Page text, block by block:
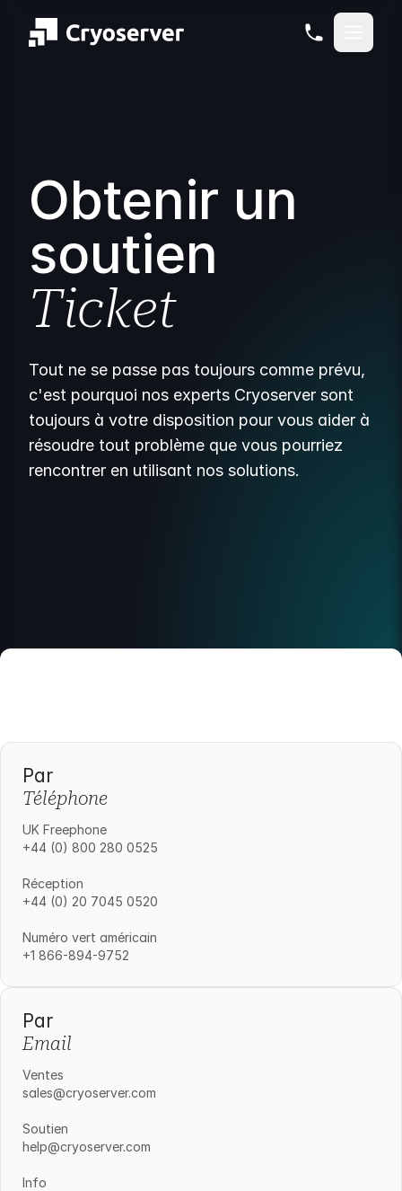
Obtenir un
soutien
Ticket
Tout ne se passe pas toujours comme prévu,
c'est pourquoi nos experts Cryoserver sont
toujours à votre disposition pour vous aider à
résoudre tout problème que vous pourriez
rencontrer en utilisant nos solutions.
Par
Téléphone
UK Freephone
+44 (0) 800 280 0525
Réception
+44 (0) 20 7045 0520
Numéro vert américain
+1 866-894-9752
Par
Email
Ventes
sales@cryoserver.com
Soutien
help@cryoserver.com
Info